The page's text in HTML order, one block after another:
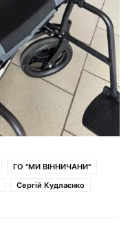
ГО "МИ ВІННИЧАНИ"
Сергій Кудлаєнко